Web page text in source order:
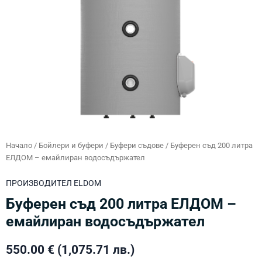
Начало / Бойлери и буфери / Буфери съдове / Буферен съд 200 литра
ЕЛДОМ – емайлиран водосъдържател
ПРОИЗВОДИТЕЛ ELDOM
Буферен съд 200 литра ЕЛДОМ –
емайлиран водосъдържател
550.00 € (1,075.71 лв.)